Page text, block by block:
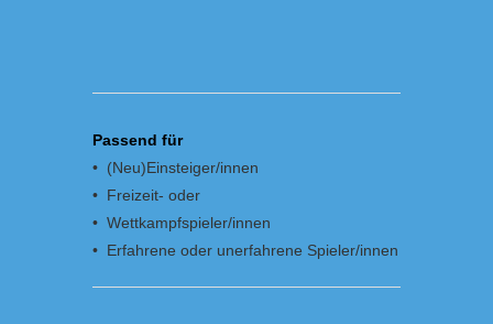
Passend für
• (Neu)Einsteiger/innen
• Freizeit- oder
• Wettkampfspieler/innen
• Erfahrene oder unerfahrene Spieler/innen